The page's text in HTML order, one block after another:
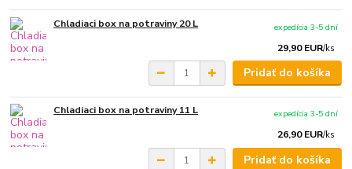
Chladiaci box na potraviny 20 L
29,90 EUR/ks
expedícia 3-5 dní
Pridať do košíka
Chladiaci box na potraviny 11 L
26,90 EUR/ks
expedícia 3-5 dní
Pridať do košíka